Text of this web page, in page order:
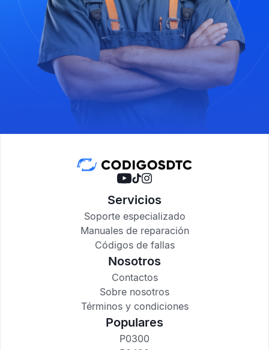
Servicios
Soporte especializado
Manuales de reparación
Códigos de fallas
Nosotros
Contactos
Sobre nosotros
Términos y condiciones
Populares
P0300